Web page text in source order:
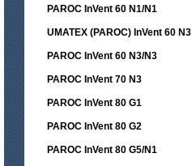
PAROC InVent 60 N1/N1
UMATEX (PAROC) InVent 60 N3
PAROC InVent 60 N3/N3
PAROC InVent 70 N3
PAROC InVent 80 G1
PAROC InVent 80 G2
PAROC InVent 80 G5/N1